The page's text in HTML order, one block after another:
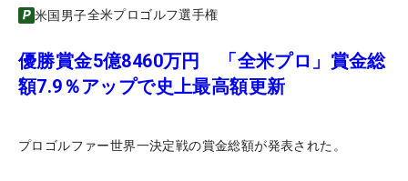
米国男子全米プロゴルフ選手権
優勝賞金5億8460万円 「全米プロ」賞金総
額7.9％アップで史上最高額更新
プロゴルファー世界一決定戦の賞金総額が発表された。